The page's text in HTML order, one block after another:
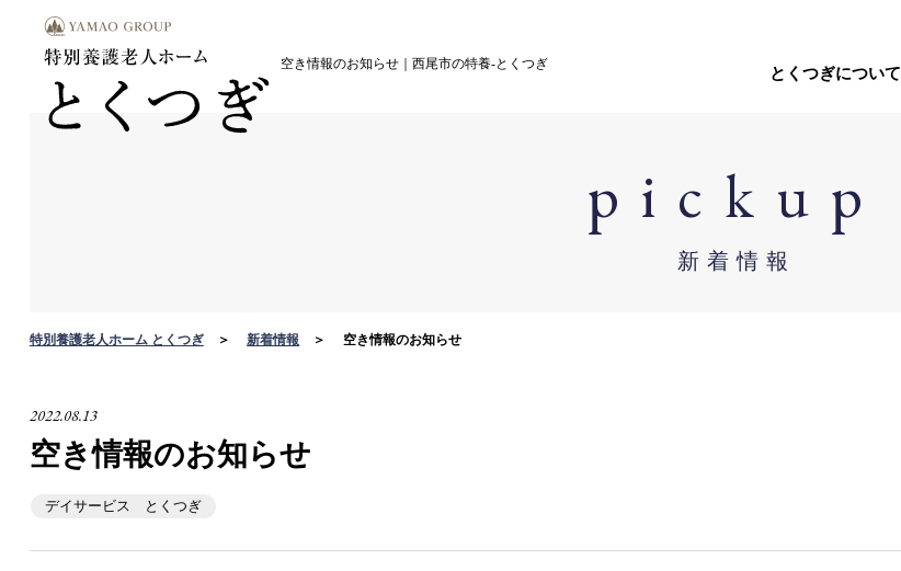
空き情報のお知らせ｜西尾市の特養-とくつぎ とくつぎについて
pickup
新着情報
特別養護老人ホーム とくつぎ 新着情報 空き情報のお知らせ
2022.08.13
空き情報のお知らせ
デイサービス とくつぎ